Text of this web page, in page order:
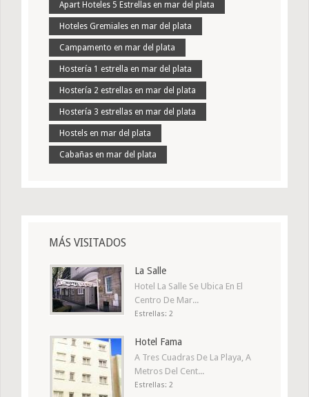
Apart Hoteles 5 Estrellas en mar del plata
Hoteles Gremiales en mar del plata
Campamento en mar del plata
Hostería 1 estrella en mar del plata
Hostería 2 estrellas en mar del plata
Hostería 3 estrellas en mar del plata
Hostels en mar del plata
Cabañas en mar del plata
MÁS VISITADOS
La Salle
Hotel La Salle Se Ubica En El
Centro De Mar...
Estrellas: 2
Hotel Fama
A Tres Cuadras De La Playa, A
Metros Del Cent...
Estrellas: 2